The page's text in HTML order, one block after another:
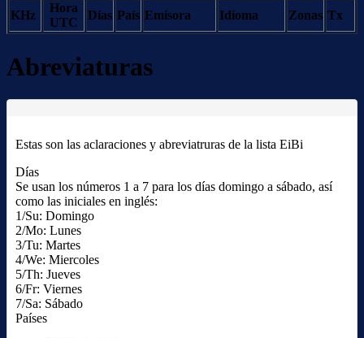
KHz
Hora
UTC
Días País Emisora Idioma Zonas Tx
Abreviaturas
Estas son las aclaraciones y abreviatruras de la lista EiBi
Días
Se usan los números 1 a 7 para los días domingo a sábado, así
como las iniciales en inglés:
1/Su: Domingo
2/Mo: Lunes
3/Tu: Martes
4/We: Miercoles
5/Th: Jueves
6/Fr: Viernes
7/Sa: Sábado
Países